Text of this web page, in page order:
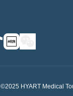
©2025 HYART Medical